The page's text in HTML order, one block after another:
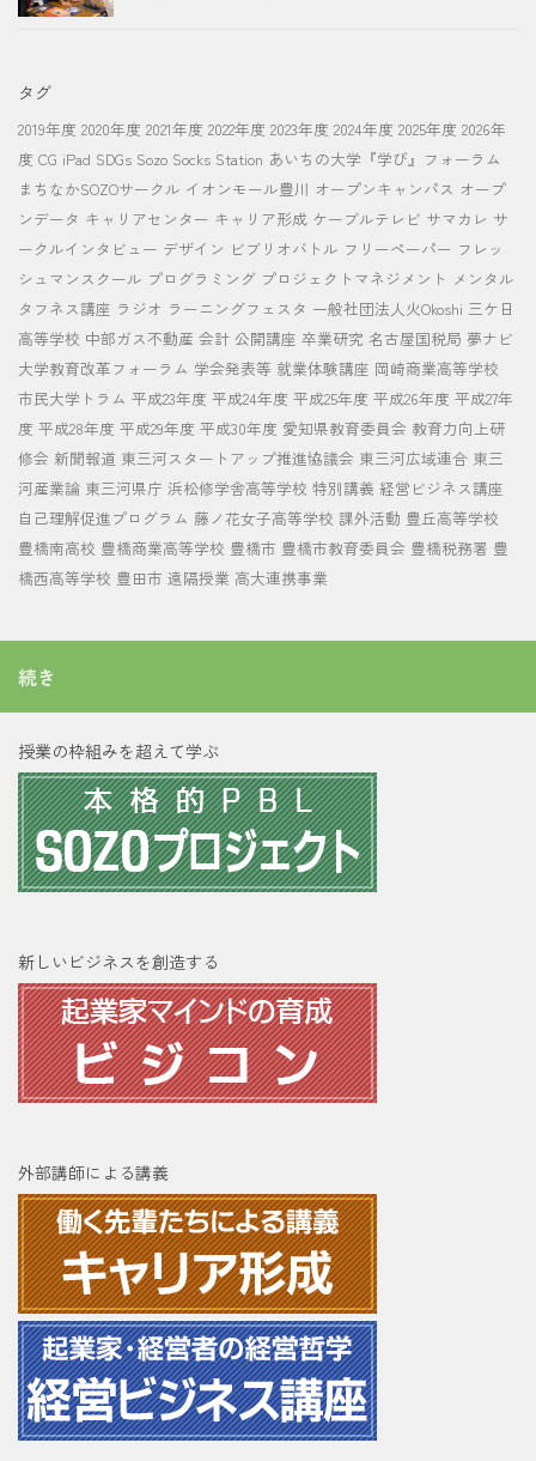
タグ
2019年度 2020年度 2021年度 2022年度 2023年度 2024年度 2025年度 2026年
度 CG iPad SDGs Sozo Socks Station あいちの大学『学び』フォーラム
まちなかSOZOサークル イオンモール豊川 オープンキャンパス オープ
ンデータ キャリアセンター キャリア形成 ケーブルテレビ サマカレ サ
ークルインタビュー デザイン ビブリオバトル フリーペーパー フレッ
シュマンスクール プログラミング プロジェクトマネジメント メンタル
タフネス講座 ラジオ ラーニングフェスタ 一般社団法人火Okoshi 三ケ日
高等学校 中部ガス不動産 会計 公開講座 卒業研究 名古屋国税局 夢ナビ
大学教育改革フォーラム 学会発表等 就業体験講座 岡崎商業高等学校
市民大学トラム 平成23年度 平成24年度 平成25年度 平成26年度 平成27年
度 平成28年度 平成29年度 平成30年度 愛知県教育委員会 教育力向上研
修会 新聞報道 東三河スタートアップ推進協議会 東三河広域連合 東三
河産業論 東三河県庁 浜松修学舎高等学校 特別講義 経営ビジネス講座
自己理解促進プログラム 藤ノ花女子高等学校 課外活動 豊丘高等学校
豊橋南高校 豊橋商業高等学校 豊橋市 豊橋市教育委員会 豊橋税務署 豊
橋西高等学校 豊田市 遠隔授業 高大連携事業
続き
授業の枠組みを超えて学ぶ
新しいビジネスを創造する
外部講師による講義